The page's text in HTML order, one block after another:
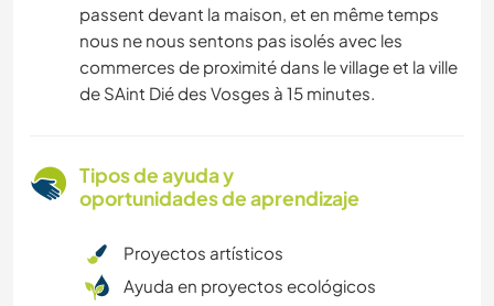
passent devant la maison, et en même temps
nous ne nous sentons pas isolés avec les
commerces de proximité dans le village et la ville
de SAint Dié des Vosges à 15 minutes.
Tipos de ayuda y
oportunidades de aprendizaje
Proyectos artísticos
Ayuda en proyectos ecológicos